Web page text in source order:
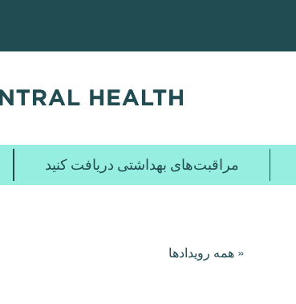
محتوای
مراقبت‌های بهداشتی دریافت کنید
« همه رویدادها